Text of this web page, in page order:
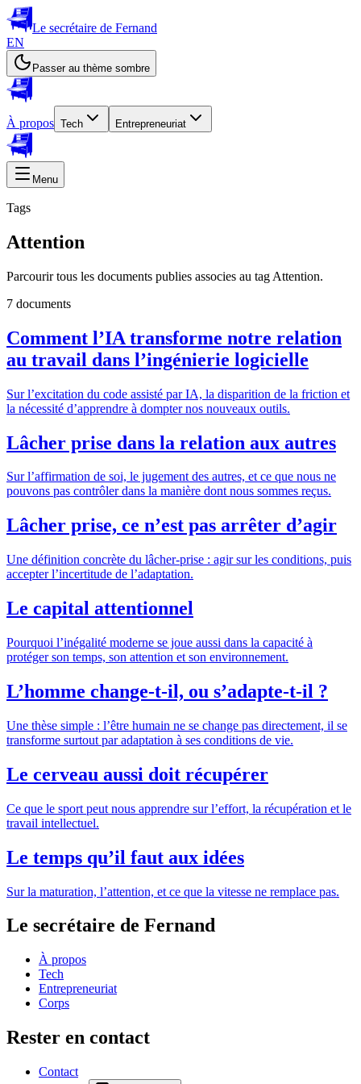
Le secrétaire de Fernand
EN
Passer au thème sombre
À propos Tech Entrepreneuriat
Menu
Tags
Attention
Parcourir tous les documents publies associes au tag Attention.
7 documents
Comment l’IA transforme notre relation
au travail dans l’ingénierie logicielle
Sur l’excitation du code assisté par IA, la disparition de la friction et
la nécessité d’apprendre à dompter nos nouveaux outils.
Lâcher prise dans la relation aux autres
Sur l’affirmation de soi, le jugement des autres, et ce que nous ne
pouvons pas contrôler dans la manière dont nous sommes reçus.
Lâcher prise, ce n’est pas arrêter d’agir
Une définition concrète du lâcher-prise : agir sur les conditions, puis
accepter l’incertitude de l’adaptation.
Le capital attentionnel
Pourquoi l’inégalité moderne se joue aussi dans la capacité à
protéger son temps, son attention et son environnement.
L’homme change-t-il, ou s’adapte-t-il ?
Une thèse simple : l’être humain ne se change pas directement, il se
transforme surtout par adaptation à ses conditions de vie.
Le cerveau aussi doit récupérer
Ce que le sport peut nous apprendre sur l’effort, la récupération et le
travail intellectuel.
Le temps qu’il faut aux idées
Sur la maturation, l’attention, et ce que la vitesse ne remplace pas.
Le secrétaire de Fernand
À propos
Tech
Entrepreneuriat
Corps
Rester en contact
Contact